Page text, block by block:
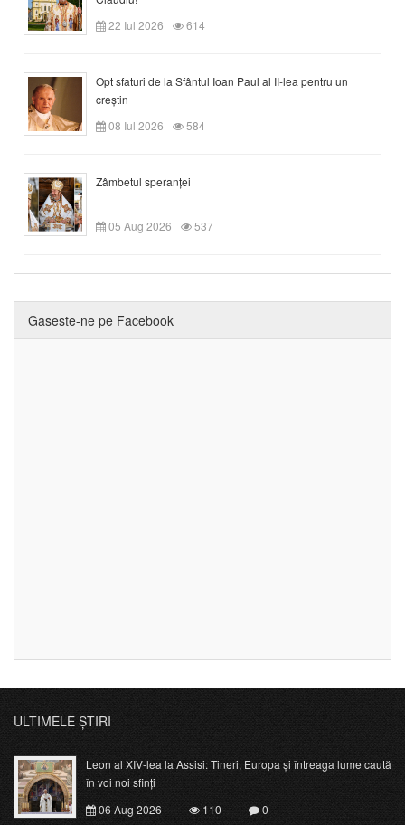
22 Iul 2026
614
Opt sfaturi de la Sfântul Ioan Paul al II-lea pentru un
creștin
08 Iul 2026
584
Zâmbetul speranței
05 Aug 2026 537
Gaseste-ne pe Facebook
ULTIMELE ȘTIRI
Leon al XIV-lea la Assisi: Tineri, Europa și întreaga lume caută
în voi noi sfinți
06 Aug 2026
110
0